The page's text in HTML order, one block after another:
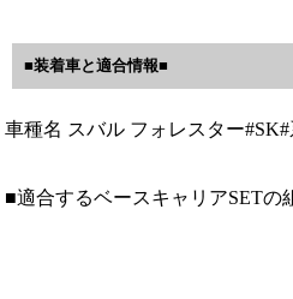
■装着車と適合情報■
車種名 スバル フォレスター
■適合するベースキャリアSETの